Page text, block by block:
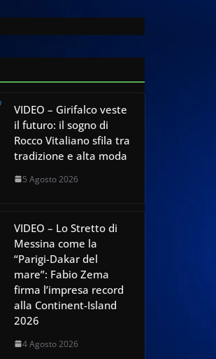
VIDEO – Girifalco veste
il futuro: il sogno di
Rocco Vitaliano sfila tra
tradizione e alta moda
5 Agosto 2026
VIDEO – Lo Stretto di
Messina come la
“Parigi-Dakar del
mare”: Fabio Zema
firma l’impresa record
alla Continent-Island
2026
4 Agosto 2026